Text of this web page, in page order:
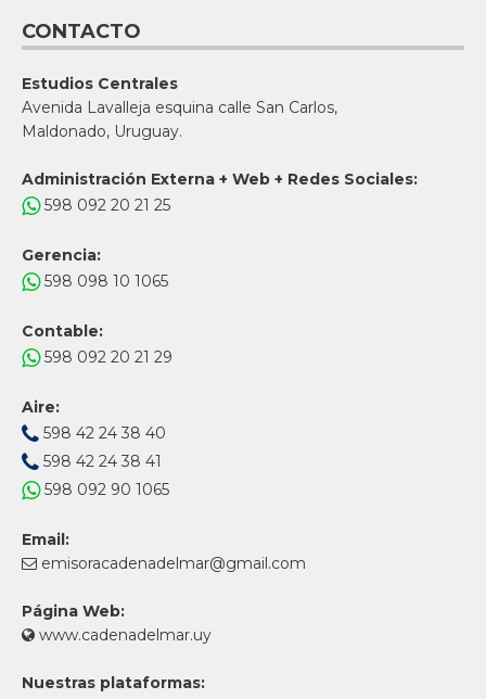
CONTACTO
Estudios Centrales
Avenida Lavalleja esquina calle San Carlos,
Maldonado, Uruguay.
Administración Externa + Web + Redes Sociales:
598 092 20 21 25
Gerencia:
598 098 10 1065
Contable:
598 092 20 21 29
Aire:
598 42 24 38 40
598 42 24 38 41
598 092 90 1065
Email:
emisoracadenadelmar@gmail.com
Página Web:
www.cadenadelmar.uy
Nuestras plataformas: